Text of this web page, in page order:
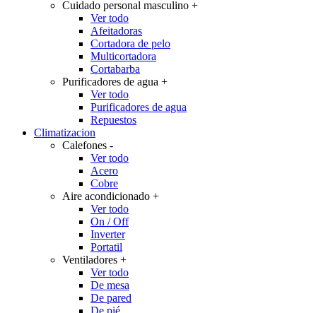
Cuidado personal masculino +
Ver todo
Afeitadoras
Cortadora de pelo
Multicortadora
Cortabarba
Purificadores de agua +
Ver todo
Purificadores de agua
Repuestos
Climatizacion
Calefones -
Ver todo
Acero
Cobre
Aire acondicionado +
Ver todo
On / Off
Inverter
Portatil
Ventiladores +
Ver todo
De mesa
De pared
De pié